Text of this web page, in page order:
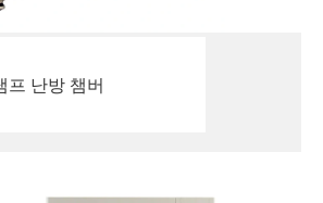
프 난방 챔버